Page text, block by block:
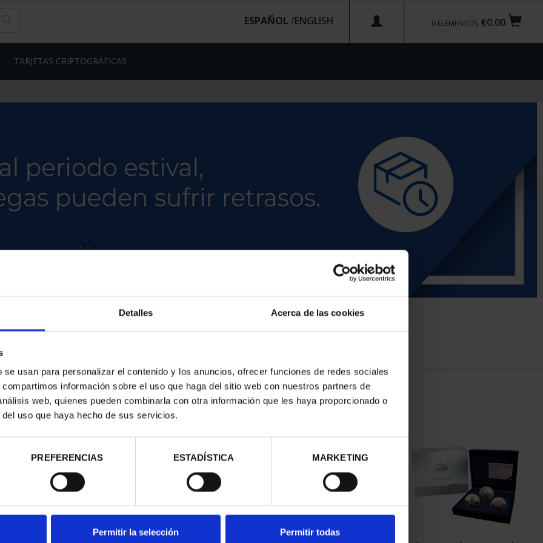
Detalles Acerca de las cookies
usan para personalizar el contenido y los anuncios, ofrecer funciones de redes sociales
información sobre el uso que haga del sitio web con nuestros partners de
web, quienes pueden combinarla con otra información que les haya proporcionado o
uso que haya hecho de sus servicios.
PREFERENCIAS ESTADÍSTICA MARKETING
Permitir la selección Permitir todas
€0.00
0 ELEMENTOS
ESPAÑOL /
TARJETAS CRIPTOGRÁFICAS